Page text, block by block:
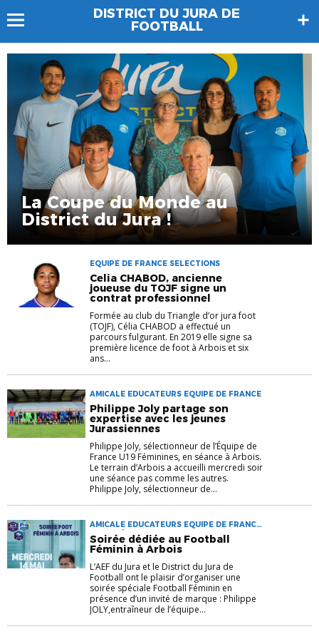
DISTRICT DU JURA DE
FOOTBALL
La Coupe du Monde au
District du Jura !
EQUIPE DE FRANCE SELECTIONS
Celia CHABOD, ancienne
joueuse du TOJF signe un
contrat professionnel
Formée au club du Triangle d’or jura foot
(TOJF), Célia CHABOD a effectué un
parcours fulgurant. En 2019 elle signe sa
première licence de foot à Arbois et six
ans...
AMICALE EDUCATEURS EQUIPE DE FRANCE
Philippe Joly partage son
expertise avec les jeunes
Jurassiennes
Philippe Joly, sélectionneur de l’Équipe de
France U19 Féminines, en séance à Arbois.
Le terrain d’Arbois a accueilli mercredi soir
une séance pas comme les autres.
Philippe Joly, sélectionneur de...
AMICALE EDUCATEURS EQUIPE DE FRANCE
FOOT FÉMININ
Soirée dédiée au Football
Féminin à Arbois
L’AEF du Jura et le District du Jura de
Football ont le plaisir d’organiser une
soirée spéciale Football Féminin en
présence d’un invité de marque : Philippe
JOLY,entraîneur de l’équipe...